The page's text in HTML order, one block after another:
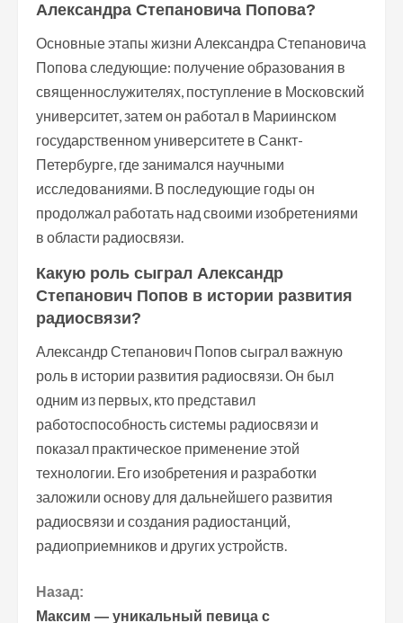
Александра Степановича Попова?
Основные этапы жизни Александра Степановича
Попова следующие: получение образования в
священнослужителях, поступление в Московский
университет, затем он работал в Мариинском
государственном университете в Санкт-
Петербурге, где занимался научными
исследованиями. В последующие годы он
продолжал работать над своими изобретениями
в области радиосвязи.
Какую роль сыграл Александр
Степанович Попов в истории развития
радиосвязи?
Александр Степанович Попов сыграл важную
роль в истории развития радиосвязи. Он был
одним из первых, кто представил
работоспособность системы радиосвязи и
показал практическое применение этой
технологии. Его изобретения и разработки
заложили основу для дальнейшего развития
радиосвязи и создания радиостанций,
радиоприемников и других устройств.
П
Назад:
Максим — уникальный певица с